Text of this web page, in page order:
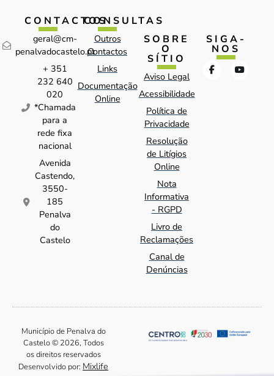
CONTACTOS
geral@cm-
penalvadocastelo.pt
+ 351
232 640
020
*Chamada
para a
rede fixa
nacional
Avenida
Castendo,
3550-
185
Penalva
do
Castelo
CONSULTAS
Outros
Contactos
Links
Documentação
Online
SOBRE
O
SÍTIO
Aviso Legal
Acessibilidade
Política de
Privacidade
Resolução
de Litígios
Online
Nota
Informativa
- RGPD
Livro de
Reclamações
Canal de
Denúncias
SIGA-
NOS
Município de Penalva do
Castelo © 2026, Todos
os direitos reservados
Desenvolvido por: Mixlife